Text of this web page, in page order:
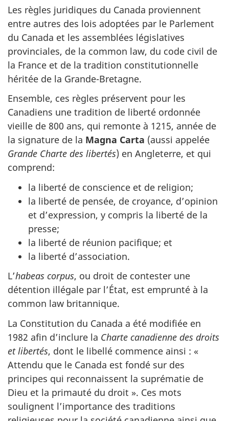
Les règles juridiques du Canada proviennent
entre autres des lois adoptées par le Parlement
du Canada et les assemblées législatives
provinciales, de la common law, du code civil de
la France et de la tradition constitutionnelle
héritée de la Grande-Bretagne.
Ensemble, ces règles préservent pour les
Canadiens une tradition de liberté ordonnée
vieille de 800 ans, qui remonte à 1215, année de
la signature de la Magna Carta (aussi appelée
Grande Charte des libertés) en Angleterre, et qui
comprend:
la liberté de conscience et de religion;
la liberté de pensée, de croyance, d’opinion
et d’expression, y compris la liberté de la
presse;
la liberté de réunion pacifique; et
la liberté d’association.
L’habeas corpus, ou droit de contester une
détention illégale par l’État, est emprunté à la
common law britannique.
La Constitution du Canada a été modifiée en
1982 afin d’inclure la Charte canadienne des droits
et libertés, dont le libellé commence ainsi : «
Attendu que le Canada est fondé sur des
principes qui reconnaissent la suprématie de
Dieu et la primauté du droit ». Ces mots
soulignent l’importance des traditions